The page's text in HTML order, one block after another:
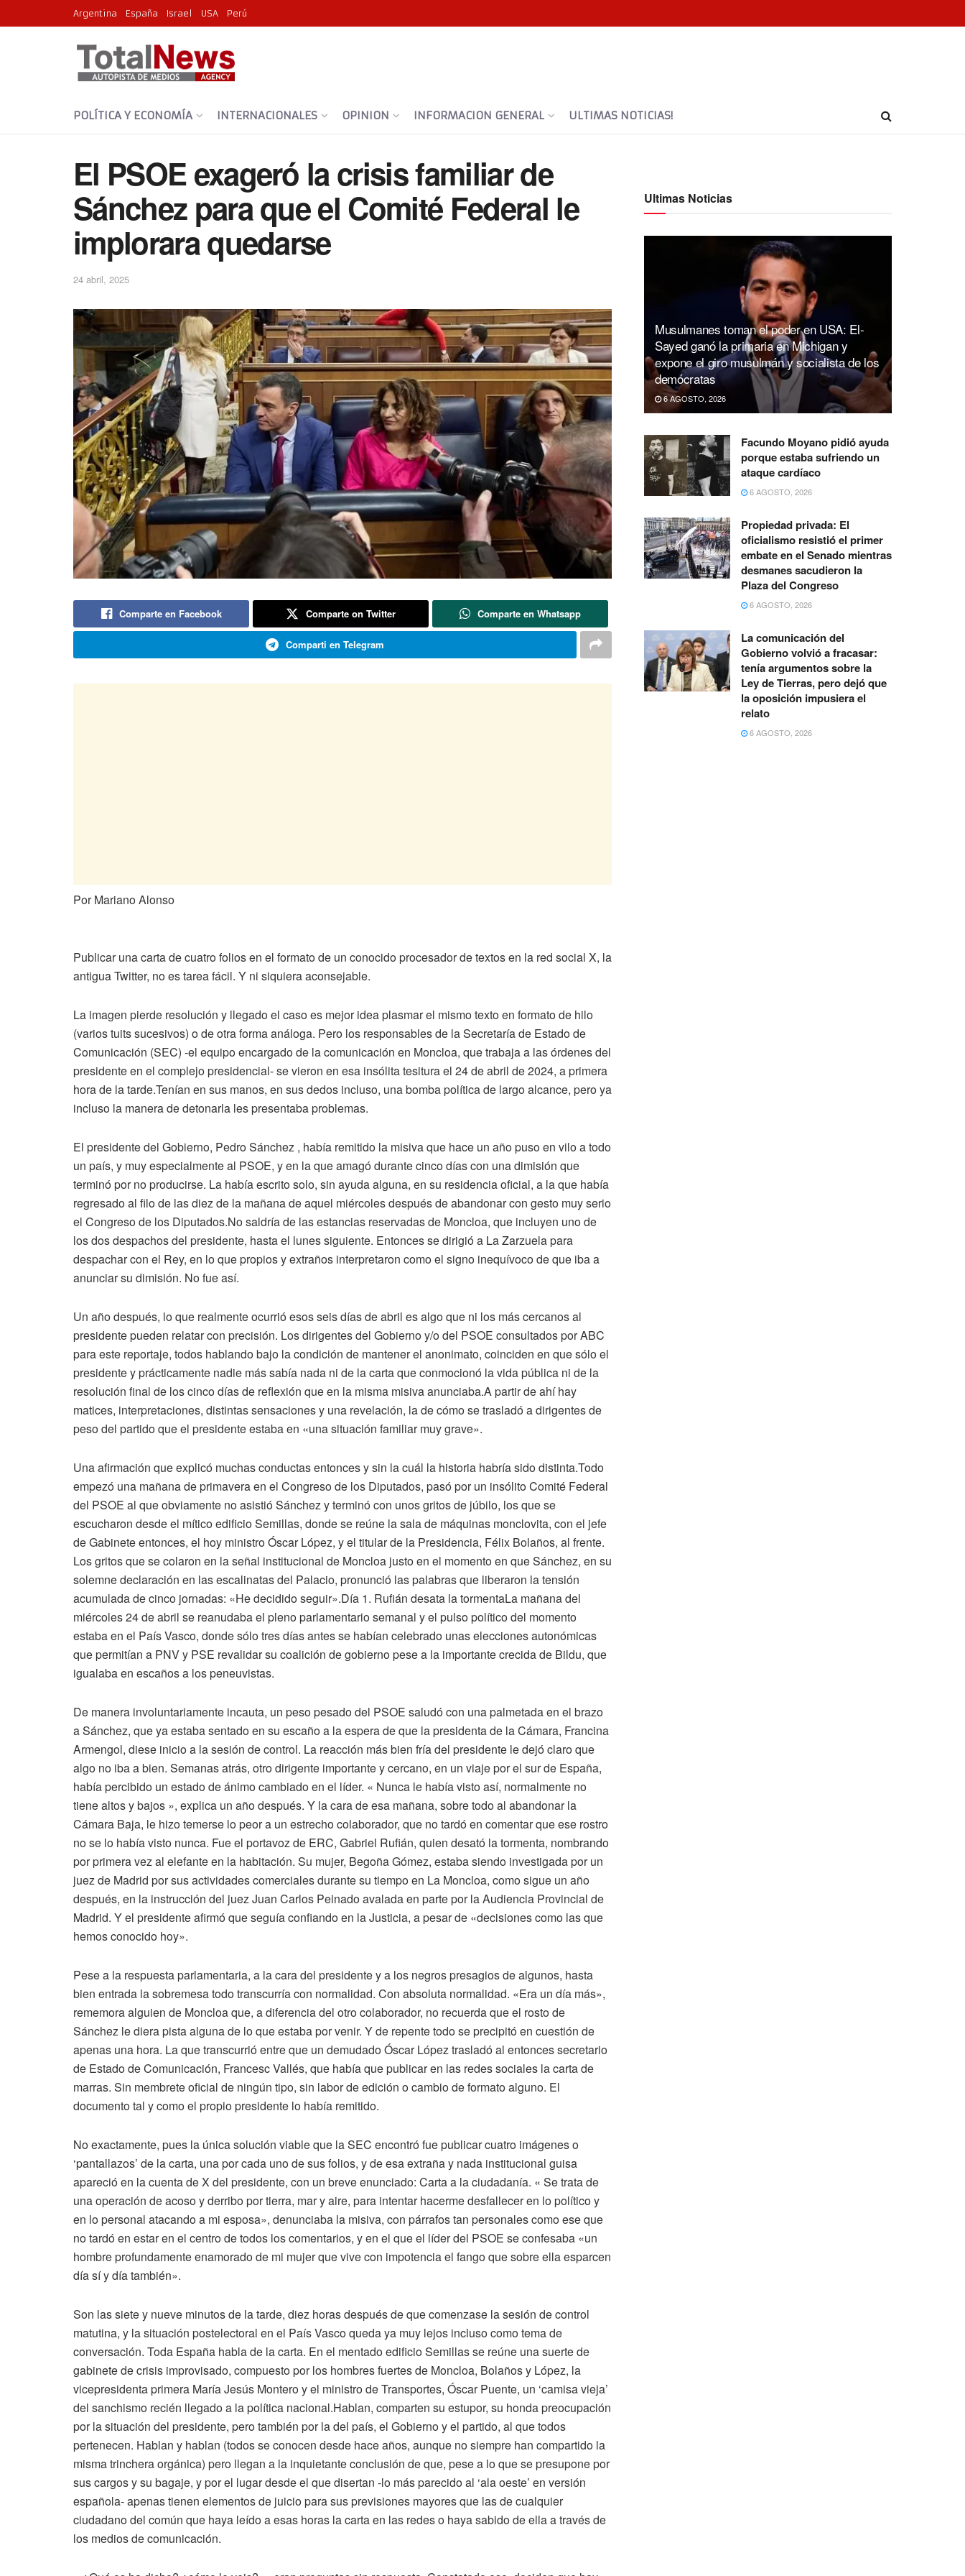
Argentina España Israel USA Perú
POLÍTICA Y ECONOMÍA INTERNACIONALES OPINION INFORMACION GENERAL ULTIMAS NOTICIAS!
El PSOE exageró la crisis familiar de
Sánchez para que el Comité Federal le
implorara quedarse
24 abril, 2025
Comparte en Facebook Comparte on Twitter Comparte en Whatsapp
Comparti en Telegram
Por Mariano Alonso
Publicar una carta de cuatro folios en el formato de un conocido procesador de textos en la red social X, la
antigua Twitter, no es tarea fácil. Y ni siquiera aconsejable.
La imagen pierde resolución y llegado el caso es mejor idea plasmar el mismo texto en formato de hilo
(varios tuits sucesivos) o de otra forma análoga. Pero los responsables de la Secretaría de Estado de
Comunicación (SEC) -el equipo encargado de la comunicación en Moncloa, que trabaja a las órdenes del
presidente en el complejo presidencial- se vieron en esa insólita tesitura el 24 de abril de 2024, a primera
hora de la tarde.Tenían en sus manos, en sus dedos incluso, una bomba política de largo alcance, pero ya
incluso la manera de detonarla les presentaba problemas.
El presidente del Gobierno, Pedro Sánchez , había remitido la misiva que hace un año puso en vilo a todo
un país, y muy especialmente al PSOE, y en la que amagó durante cinco días con una dimisión que
terminó por no producirse. La había escrito solo, sin ayuda alguna, en su residencia oficial, a la que había
regresado al filo de las diez de la mañana de aquel miércoles después de abandonar con gesto muy serio
el Congreso de los Diputados.No saldría de las estancias reservadas de Moncloa, que incluyen uno de
los dos despachos del presidente, hasta el lunes siguiente. Entonces se dirigió a La Zarzuela para
despachar con el Rey, en lo que propios y extraños interpretaron como el signo inequívoco de que iba a
anunciar su dimisión. No fue así.
Un año después, lo que realmente ocurrió esos seis días de abril es algo que ni los más cercanos al
presidente pueden relatar con precisión. Los dirigentes del Gobierno y/o del PSOE consultados por ABC
para este reportaje, todos hablando bajo la condición de mantener el anonimato, coinciden en que sólo el
presidente y prácticamente nadie más sabía nada ni de la carta que conmocionó la vida pública ni de la
resolución final de los cinco días de reflexión que en la misma misiva anunciaba.A partir de ahí hay
matices, interpretaciones, distintas sensaciones y una revelación, la de cómo se trasladó a dirigentes de
peso del partido que el presidente estaba en «una situación familiar muy grave».
Una afirmación que explicó muchas conductas entonces y sin la cuál la historia habría sido distinta.Todo
empezó una mañana de primavera en el Congreso de los Diputados, pasó por un insólito Comité Federal
del PSOE al que obviamente no asistió Sánchez y terminó con unos gritos de júbilo, los que se
escucharon desde el mítico edificio Semillas, donde se reúne la sala de máquinas monclovita, con el jefe
de Gabinete entonces, el hoy ministro Óscar López, y el titular de la Presidencia, Félix Bolaños, al frente.
Los gritos que se colaron en la señal institucional de Moncloa justo en el momento en que Sánchez, en su
solemne declaración en las escalinatas del Palacio, pronunció las palabras que liberaron la tensión
acumulada de cinco jornadas: «He decidido seguir».Día 1. Rufián desata la tormentaLa mañana del
miércoles 24 de abril se reanudaba el pleno parlamentario semanal y el pulso político del momento
estaba en el País Vasco, donde sólo tres días antes se habían celebrado unas elecciones autonómicas
que permitían a PNV y PSE revalidar su coalición de gobierno pese a la importante crecida de Bildu, que
igualaba en escaños a los peneuvistas.
De manera involuntariamente incauta, un peso pesado del PSOE saludó con una palmetada en el brazo
a Sánchez, que ya estaba sentado en su escaño a la espera de que la presidenta de la Cámara, Francina
Armengol, diese inicio a la sesión de control. La reacción más bien fría del presidente le dejó claro que
algo no iba a bien. Semanas atrás, otro dirigente importante y cercano, en un viaje por el sur de España,
había percibido un estado de ánimo cambiado en el líder. « Nunca le había visto así, normalmente no
tiene altos y bajos », explica un año después. Y la cara de esa mañana, sobre todo al abandonar la
Cámara Baja, le hizo temerse lo peor a un estrecho colaborador, que no tardó en comentar que ese rostro
no se lo había visto nunca. Fue el portavoz de ERC, Gabriel Rufián, quien desató la tormenta, nombrando
por primera vez al elefante en la habitación. Su mujer, Begoña Gómez, estaba siendo investigada por un
juez de Madrid por sus actividades comerciales durante su tiempo en La Moncloa, como sigue un año
después, en la instrucción del juez Juan Carlos Peinado avalada en parte por la Audiencia Provincial de
Madrid. Y el presidente afirmó que seguía confiando en la Justicia, a pesar de «decisiones como las que
hemos conocido hoy».
Pese a la respuesta parlamentaria, a la cara del presidente y a los negros presagios de algunos, hasta
bien entrada la sobremesa todo transcurría con normalidad. Con absoluta normalidad. «Era un día más»,
rememora alguien de Moncloa que, a diferencia del otro colaborador, no recuerda que el rosto de
Sánchez le diera pista alguna de lo que estaba por venir. Y de repente todo se precipitó en cuestión de
apenas una hora. La que transcurrió entre que un demudado Óscar López trasladó al entonces secretario
de Estado de Comunicación, Francesc Vallés, que había que publicar en las redes sociales la carta de
marras. Sin membrete oficial de ningún tipo, sin labor de edición o cambio de formato alguno. El
documento tal y como el propio presidente lo había remitido.
No exactamente, pues la única solución viable que la SEC encontró fue publicar cuatro imágenes o
‘pantallazos’ de la carta, una por cada uno de sus folios, y de esa extraña y nada institucional guisa
apareció en la cuenta de X del presidente, con un breve enunciado: Carta a la ciudadanía. « Se trata de
una operación de acoso y derribo por tierra, mar y aire, para intentar hacerme desfallecer en lo político y
en lo personal atacando a mi esposa», denunciaba la misiva, con párrafos tan personales como ese que
no tardó en estar en el centro de todos los comentarios, y en el que el líder del PSOE se confesaba «un
hombre profundamente enamorado de mi mujer que vive con impotencia el fango que sobre ella esparcen
día sí y día también».
Son las siete y nueve minutos de la tarde, diez horas después de que comenzase la sesión de control
matutina, y la situación postelectoral en el País Vasco queda ya muy lejos incluso como tema de
conversación. Toda España habla de la carta. En el mentado edificio Semillas se reúne una suerte de
gabinete de crisis improvisado, compuesto por los hombres fuertes de Moncloa, Bolaños y López, la
vicepresidenta primera María Jesús Montero y el ministro de Transportes, Óscar Puente, un ‘camisa vieja’
del sanchismo recién llegado a la política nacional.Hablan, comparten su estupor, su honda preocupación
por la situación del presidente, pero también por la del país, el Gobierno y el partido, al que todos
pertenecen. Hablan y hablan (todos se conocen desde hace años, aunque no siempre han compartido la
misma trinchera orgánica) pero llegan a la inquietante conclusión de que, pese a lo que se presupone por
sus cargos y su bagaje, y por el lugar desde el que disertan -lo más parecido al ‘ala oeste’ en versión
española- apenas tienen elementos de juicio para sus previsiones mayores que las de cualquier
ciudadano del común que haya leído a esas horas la carta en las redes o haya sabido de ella a través de
los medios de comunicación.
Ultimas Noticias
Musulmanes toman el poder en USA: El-
Sayed ganó la primaria en Michigan y
expone el giro musulmán y socialista de los
demócratas
6 AGOSTO, 2026
Facundo Moyano pidió ayuda
porque estaba sufriendo un
ataque cardíaco
6 AGOSTO, 2026
Propiedad privada: El
oficialismo resistió el primer
embate en el Senado mientras
desmanes sacudieron la
Plaza del Congreso
6 AGOSTO, 2026
La comunicación del
Gobierno volvió a fracasar:
tenía argumentos sobre la
Ley de Tierras, pero dejó que
la oposición impusiera el
relato
6 AGOSTO, 2026